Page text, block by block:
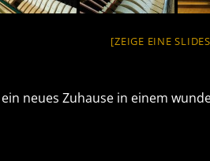
[ZEIGE EINE
neues Zuhause in einem